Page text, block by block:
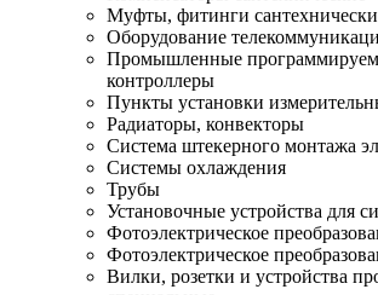
Муфты, фитинги
Оборудование
Промышленные
контроллеры
Пункты установки
Радиаторы, конвекторы
Система штекерного монтажа
Системы охлаждения
Трубы
Установочные устройства для
Фотоэлектрическое
Фотоэлектрическое
Вилки, розетки и устройства